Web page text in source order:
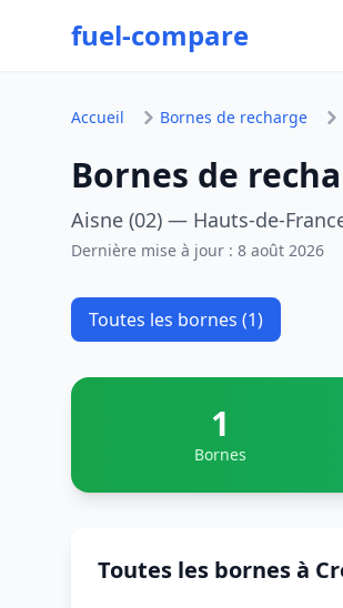
fuel-compare
Accueil Bornes de recharge
Bornes de
Aisne (02) — Hauts-de-
Dernière mise à jour : 8 août 2026
Toutes les bornes (1)
1
Bornes
Toutes les bornes à